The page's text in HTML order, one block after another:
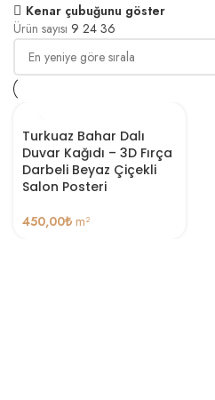
Kenar çubuğunu göster
Ürün sayısı 9 24 36
Turkuaz Bahar Dalı
Duvar Kağıdı – 3D Fırça
Darbeli Beyaz Çiçekli
Salon Posteri
450,00₺ m²